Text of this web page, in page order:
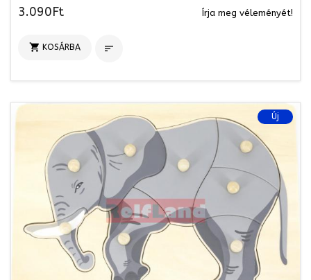
3.090Ft Írja meg véleményét!
 KOSÁRBA 
Új